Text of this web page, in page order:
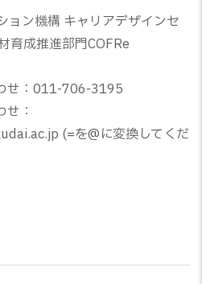
ョン機構 キャリアデザインセ
育成推進部門COFRe
せ：011-706-3195
：
(=を@に変換してくだ